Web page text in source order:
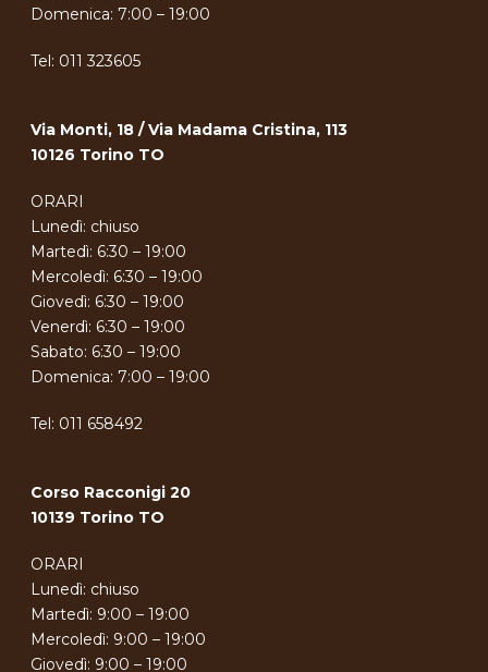
Domenica: 7:00 – 19:00
Tel: 011 323605
Via Monti, 18 / Via Madama Cristina, 113
10126 Torino TO
ORARI
Lunedì: chiuso
Martedì: 6:30 – 19:00
Mercoledì: 6:30 – 19:00
Giovedì: 6:30 – 19:00
Venerdì: 6:30 – 19:00
Sabato: 6:30 – 19:00
Domenica: 7:00 – 19:00
Tel: 011 658492
Corso Racconigi 20
10139 Torino TO
ORARI
Lunedì: chiuso
Martedì: 9:00 – 19:00
Mercoledì: 9:00 – 19:00
Giovedì: 9:00 – 19:00